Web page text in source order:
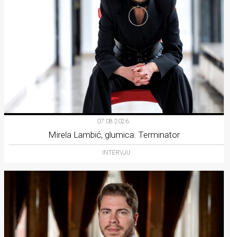
07.08.2026.
Mirela Lambić, glumica: Terminator
INTERVJU